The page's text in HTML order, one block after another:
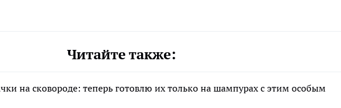
Читайте также:
на сковороде: теперь готовлю их только на шампурах с этим особым